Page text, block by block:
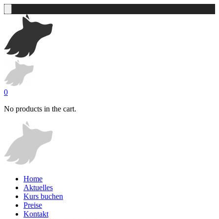
0
No products in the cart.
Home
Aktuelles
Kurs buchen
Preise
Kontakt